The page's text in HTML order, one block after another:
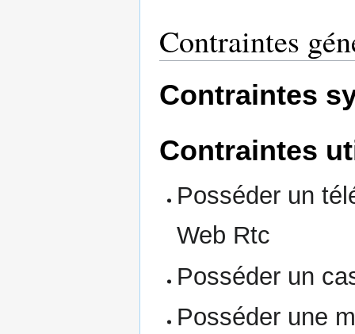
Contraintes
Contraintes
Contraintes
Posséder un
Web Rtc
Posséder un
Posséder une